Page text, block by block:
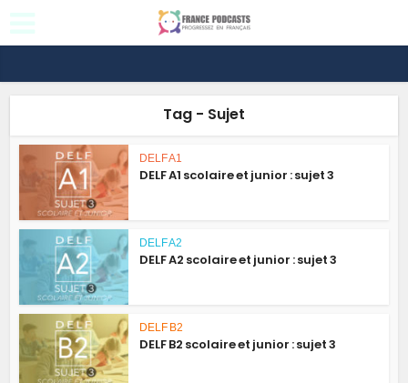
Tag - Sujet
DELF A1
DELF A1 scolaire et junior : sujet 3
DELF A2
DELF A2 scolaire et junior : sujet 3
DELF B2
DELF B2 scolaire et junior : sujet 3